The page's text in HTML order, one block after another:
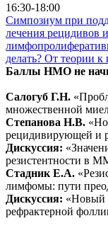
16:30-18:00
Симпозиум при
лечения рецидивов
делать? От теории
Баллы НМО не
Салогуб Г.Н.
множественной
Степанова Н.В.
рецидивирующей и
Дискуссия:
резистентности в
Стадник Е.А.
лимфомы: пути
Дискуссия: «Новый
рефрактерной